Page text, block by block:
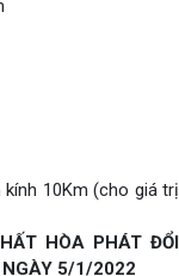
kính 10Km (cho giá trị
HÒA PHÁT ĐỔI
NGÀY 5/1/2022